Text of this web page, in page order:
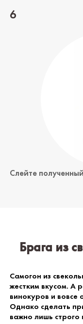
6
Слейте
Брага из
Самогон из
жестким вкусом. А
винокуров и вовсе
Однако сделать
важно лишь строго